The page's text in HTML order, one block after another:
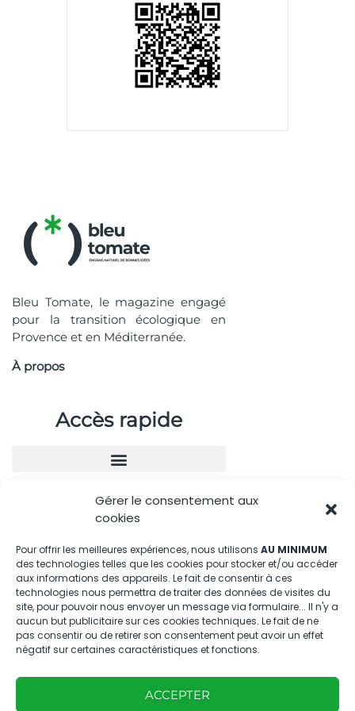
Gérer le consentement aux
cookies
Pour offrir les meilleures expériences, nous utilisons AU MINIMUM
des technologies telles que les cookies pour stocker et/ou accéder
aux informations des appareils. Le fait de consentir à ces
technologies nous permettra de traiter des données de visites du
site, pour pouvoir nous envoyer un message via formulaire... Il n'y a
aucun but publicitaire sur ces cookies techniques. Le fait de ne
pas consentir ou de retirer son consentement peut avoir un effet
négatif sur certaines caractéristiques et fonctions.
ACCEPTER
Bleu Tomate, le magazine engagé
pour la transition écologique en
Provence et en Méditerranée.
À propos
Accès rapide
Nous contacter
04.88.08.75.28
contactBT@bleu-tomate.fr
Kit média
Kit média Bleu Tomate
Nous suivre